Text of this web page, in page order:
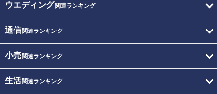
ウエディング関連ランキング
通信関連ランキング
小売関連ランキング
生活関連ランキング